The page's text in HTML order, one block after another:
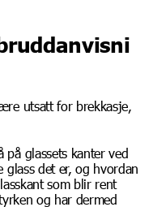
utsatt for brekkasje,
på glassets kanter ved
det er, og hvordan
som blir rent
og har dermed